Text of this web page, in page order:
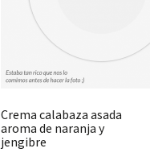
Crema calabaza asada
aroma de naranja y
jengibre